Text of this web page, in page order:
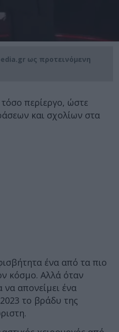
ως προτεινόμενη
περίεργο, ώστε
και σχολίων στα
ένα από τα πιο
κόσμο. Αλλά όταν
να απονείμει ένα
το βράδυ της